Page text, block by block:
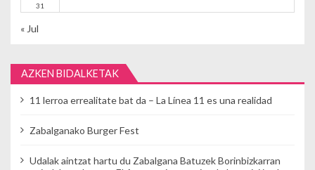
31
« Jul
AZKEN BIDALKETAK
11 lerroa errealitate bat da – La Línea 11 es una realidad
Zabalganako Burger Fest
Udalak aintzat hartu du Zabalgana Batuzek Borinbizkarran